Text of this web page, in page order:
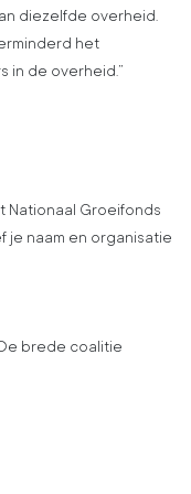
diezelfde overheid.
het
in de overheid.”
Nationaal Groeifonds
je naam en organisatie
brede coalitie